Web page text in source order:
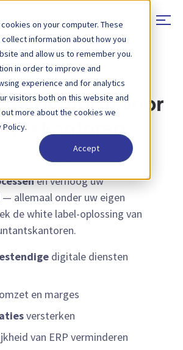
on your computer. These
information about how you
and allow us to remember you.
in order to improve and
experience and for analytics
visitors both on this website and
more about the cookies we
Policy.
Accept
voor
uit,automatiseer
en verhoog uw
allemaal onder uw eigen
de white label-oplossing van
digitale diensten
en marges
versterken
van ERP verminderen